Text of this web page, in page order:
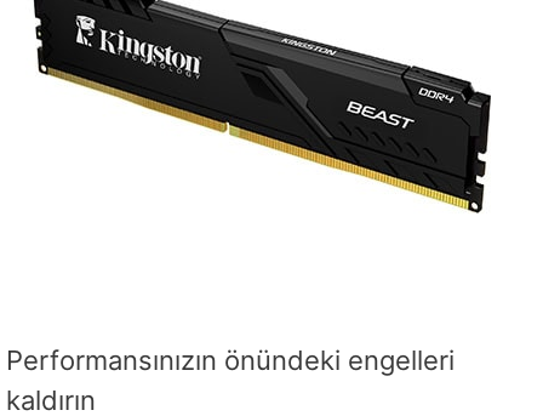
Performansınızın önündeki engelleri
kaldırın